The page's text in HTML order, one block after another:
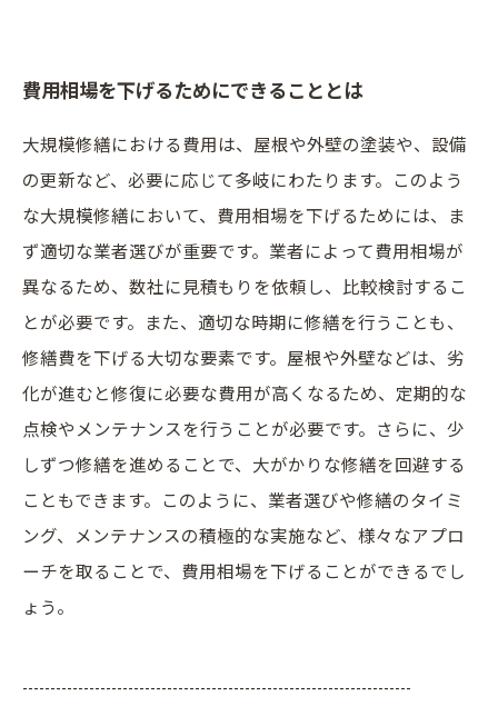
費用相場を下げるためにできることとは
大規模修繕における費用は、屋根や外壁の塗装や、設備
の更新など、必要に応じて多岐にわたります。このよう
な大規模修繕において、費用相場を下げるためには、ま
ず適切な業者選びが重要です。業者によって費用相場が
異なるため、数社に見積もりを依頼し、比較検討するこ
とが必要です。また、適切な時期に修繕を行うことも、
修繕費を下げる大切な要素です。屋根や外壁などは、劣
化が進むと修復に必要な費用が高くなるため、定期的な
点検やメンテナンスを行うことが必要です。さらに、少
しずつ修繕を進めることで、大がかりな修繕を回避する
こともできます。このように、業者選びや修繕のタイミ
ング、メンテナンスの積極的な実施など、様々なアプロ
ーチを取ることで、費用相場を下げることができるでし
ょう。
----------------------------------------------------------------------